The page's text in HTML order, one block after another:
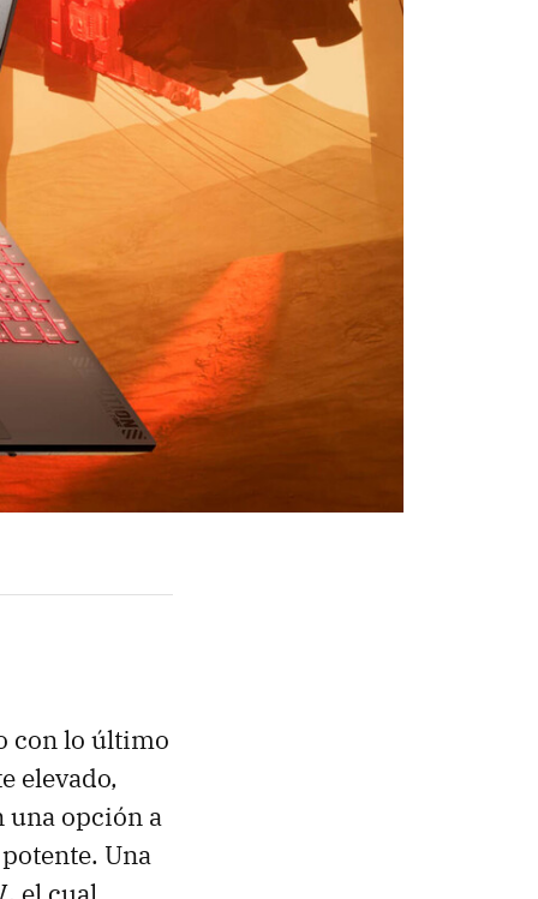
con lo último
elevado,
una opción a
Una